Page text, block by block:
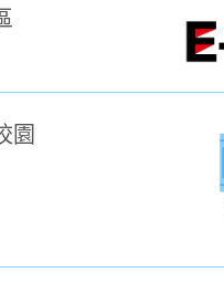
園